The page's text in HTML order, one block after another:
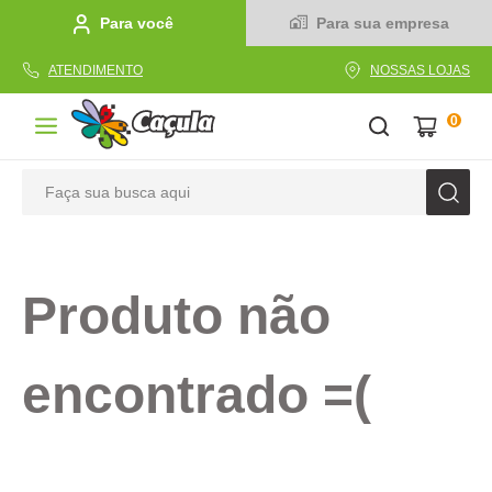
Para você Para sua empresa
ATENDIMENTO NOSSAS LOJAS
0
Produto não
encontrado =(
2º linha
4º tecido